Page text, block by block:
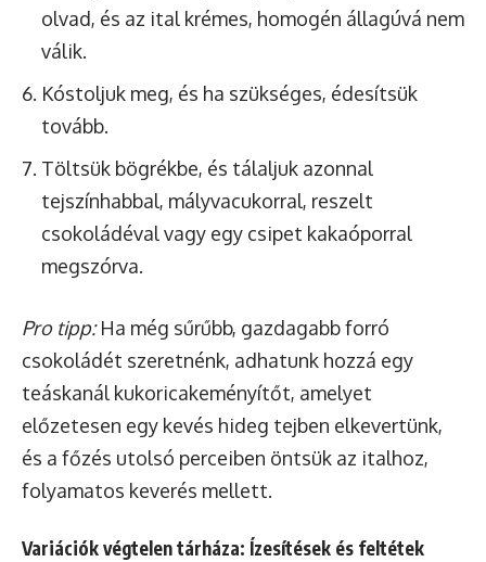
olvad, és az ital krémes, homogén állagúvá nem
válik.
Kóstoljuk meg, és ha szükséges, édesítsük
tovább.
Töltsük bögrékbe, és tálaljuk azonnal
tejszínhabbal, mályvacukorral, reszelt
csokoládéval vagy egy csipet kakaóporral
megszórva.
Pro tipp:Ha még sűrűbb, gazdagabb forró
csokoládét szeretnénk, adhatunk hozzá egy
teáskanál kukoricakeményítőt, amelyet
előzetesen egy kevés hideg tejben elkevertünk,
és a főzés utolsó perceiben öntsük az italhoz,
folyamatos keverés mellett.
Variációk végtelen tárháza: Ízesítések és feltétek